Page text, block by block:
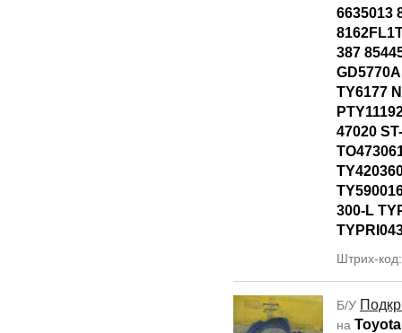
6635013
387
TY6177
47020
300-L
Штрих-
Б/У
на